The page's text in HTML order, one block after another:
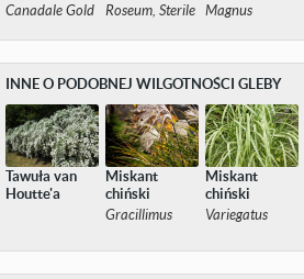
Canadale Gold
Roseum, Sterile Magnus
INNE O PODOBNEJ WILGOTNOŚCI GLEBY
Tawuła van
Houtte'a
Miskant
chiński
Gracillimus
Miskant
chiński
Variegatus